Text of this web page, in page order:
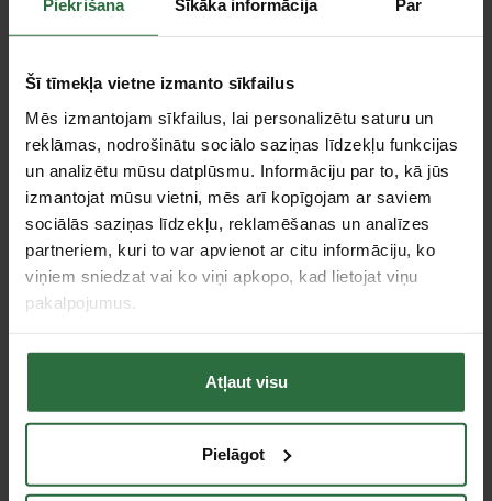
Piekrišana Sīkāka informācija Par
Šī tīmekļa vietne izmanto sīkfailus
Mēs izmantojam sīkfailus, lai personalizētu saturu un
reklāmas, nodrošinātu sociālo saziņas līdzekļu funkcijas
un analizētu mūsu datplūsmu. Informāciju par to, kā jūs
izmantojat mūsu vietni, mēs arī kopīgojam ar saviem
sociālās saziņas līdzekļu, reklamēšanas un analīzes
partneriem, kuri to var apvienot ar citu informāciju, ko
viņiem sniedzat vai ko viņi apkopo, kad lietojat viņu
pakalpojumus.
Atļaut visu
Pielāgot
Ātras fiksācijas turētāji
MAKITA
101,24 €
Ir noliktavā
Tie, kas apskatīja šo preci, tāpat interesējās par...
Failed to load product list.
Apskatītie produkti